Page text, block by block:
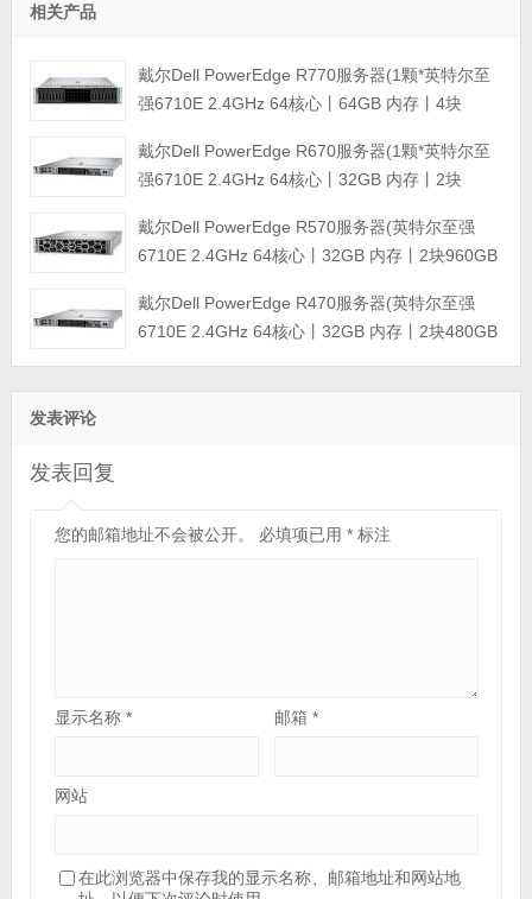
相关产品
戴尔Dell PowerEdge R770服务器(1颗*英特尔至
强6710E 2.4GHz 64核心丨64GB 内存丨4块
800W双电源丨三年保修)戴尔Dell PowerEdge R670服务器(1颗*英特尔至
强6710E 2.4GHz 64核心丨32GB 内存丨2块
800W双电源丨三年保修)戴尔Dell PowerEdge R570服务器(英特尔至强
6710E 2.4GHz 64核心丨32GB 内存丨2块960GB
源丨三年保修)
戴尔Dell PowerEdge R470服务器(英特尔至强
6710E 2.4GHz 64核心丨32GB 内存丨2块480GB
发表评论
发表回复
您的邮箱地址不会被公开。 必填项已用 *标注
显示名称 * 邮箱*
网站
在此浏览器中保存我的显示名称、邮箱地址和网站地